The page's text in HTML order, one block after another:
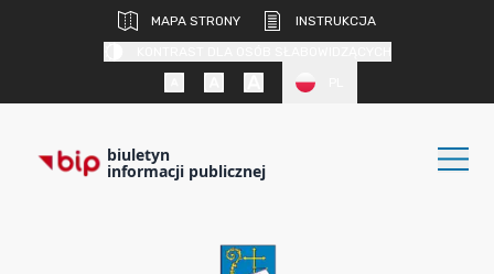
MAPA STRONY
INSTRUKCJA
biuletyn
informacji publicznej